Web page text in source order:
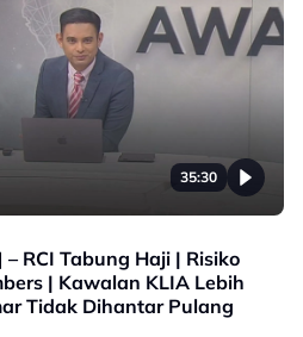
35:30
RCI Tabung Haji | Risiko
| Kawalan KLIA Lebih
Tidak Dihantar Pulang